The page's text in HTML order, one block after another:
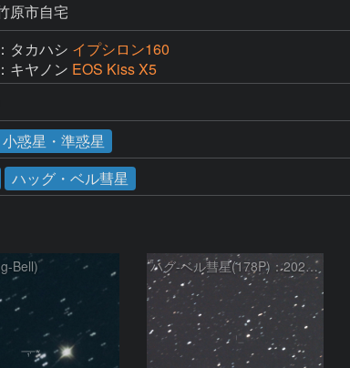
原市自宅
タカハシ イプシロン160
キヤノン EOS Kiss X5
惑星・準惑星
ハッグ・ベル彗星
Bell) ハグ-ベル彗星(178P)：2021/01/08